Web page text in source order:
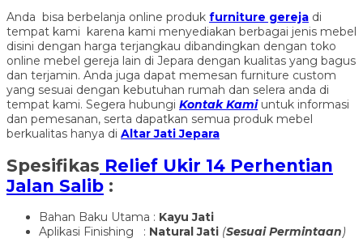
Anda bisa berbelanja online produk furniture gereja di
tempat kami karena kami menyediakan berbagai jenis mebel
disini dengan harga terjangkau dibandingkan dengan toko
online mebel gereja lain di Jepara dengan kualitas yang bagus
dan terjamin. Anda juga dapat memesan furniture custom
yang sesuai dengan kebutuhan rumah dan selera anda di
tempat kami. Segera hubungi Kontak Kamiuntuk informasi
dan pemesanan, serta dapatkan semua produk mebel
berkualitas hanya di Altar Jati Jepara
Spesifikas Relief Ukir 14 Perhentian
Jalan Salib :
Bahan Baku Utama : Kayu Jati
Aplikasi Finishing : Natural Jati (Sesuai Permintaan)